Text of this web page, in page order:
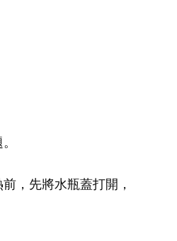
，先將水瓶蓋打開，